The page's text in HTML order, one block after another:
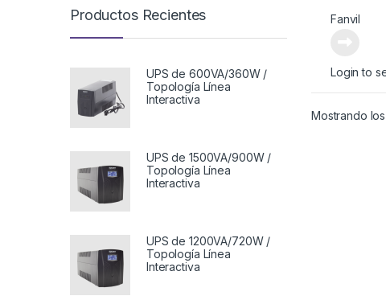
Fanvil
Login to
Mostrando
Productos Recientes
UPS de 600VA/360W /
Topología Línea
Interactiva
UPS de 1500VA/900W /
Topología Línea
Interactiva
UPS de 1200VA/720W /
Topología Línea
Interactiva